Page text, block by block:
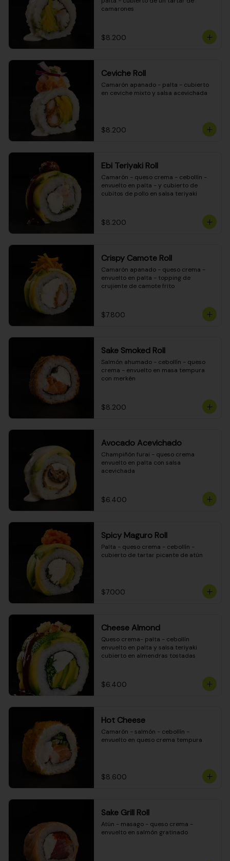
camarones
$8.200
Ceviche Roll
Camarón apanado - palta - cubierto
en ceviche mixto y salsa acevichada
$8.200
Ebi Teriyaki Roll
Camarón - queso crema - cebollín -
envuelto en palta - y cubierto de
cubitos de pollo en salsa teriyaki
$8.200
Crispy Camote Roll
Camarón apanado - queso crema -
envuelto en palta - topping de
crujiente de camote frito
$7.800
Sake Smoked Roll
Salmón ahumado - cebollín - queso
crema - envuelto en masa tempura
con merkén
$8.200
Avocado Acevichado
Champiñón furai - queso crema
envuelto en palta con salsa
acevichada
$6.400
Spicy Maguro Roll
Palta - queso crema - cebollín -
cubierto de tartar picante de atún
$7.000
Cheese Almond
Queso crema- palta - cebollín
envuelto en palta y salsa teriyaki
cubierto en almendras tostadas
$6.400
Hot Cheese
Camarón - salmón - cebollín -
envuelto en queso crema tempura
$8.600
Sake Grill Roll
Atún - masago - queso crema -
envuelto en salmón gratinado